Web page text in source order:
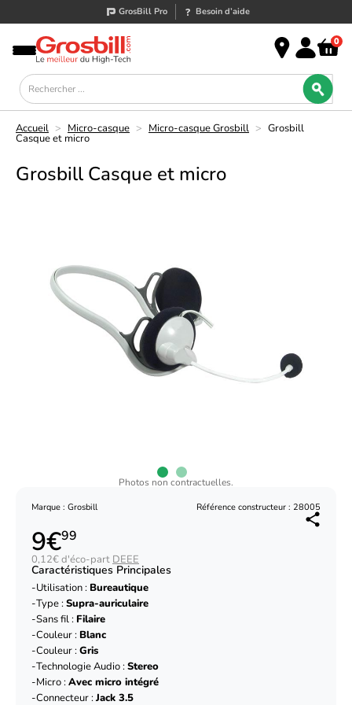
GrosBill Pro Besoin d’aide
0
Accueil > Micro-casque > Micro-casque Grosbill > Grosbill
Casque et micro
Grosbill Casque et micro
Photos non contractuelles.
Marque : Grosbill Référence constructeur : 28005
9€99
0,12€ d'éco-part DEEE
Caractéristiques Principales
Utilisation : Bureautique
Type :Supra-auriculaire
Sans fil : Filaire
Couleur : Blanc
Couleur :Gris
Technologie Audio :Stereo
Micro :Avec micro intégré
Connecteur :Jack 3.5